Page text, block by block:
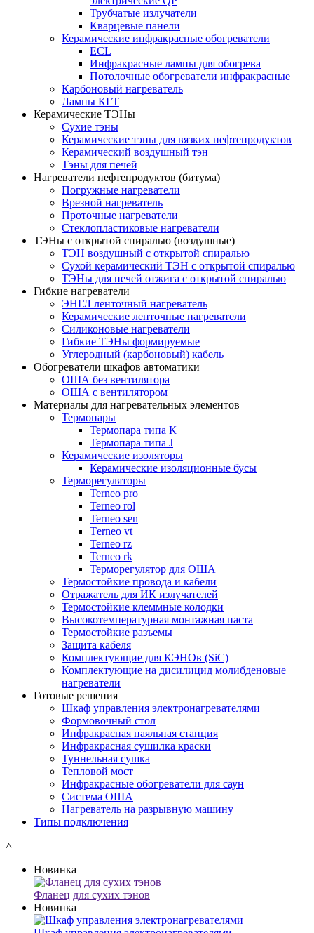
Трубчатые излучатели
Кварцевые панели
Керамические инфракрасные обогреватели
ECL
Инфракрасные лампы для обогрева
Потолочные обогреватели инфракрасные
Карбоновый нагреватель
Лампы КГТ
Керамические ТЭНы
Сухие тэны
Керамические тэны для вязких нефтепродуктов
Керамический воздушный тэн
Тэны для печей
Нагреватели нефтепродуктов (битума)
Погружные нагреватели
Врезной нагреватель
Проточные нагреватели
Стеклопластиковые нагреватели
ТЭНы с открытой спиралью (воздушные)
ТЭН воздушный с открытой спиралью
Сухой керамический ТЭН с открытой спиралью
ТЭНы для печей отжига с открытой спиралью
Гибкие нагреватели
ЭНГЛ ленточный нагреватель
Керамические ленточные нагреватели
Силиконовые нагреватели
Гибкие ТЭНы формируемые
Углеродный (карбоновый) кабель
Обогреватели шкафов автоматики
ОША без вентилятора
ОША с вентилятором
Материалы для нагревательных элементов
Термопары
Термопара типа К
Термопара типа J
Керамические изоляторы
Керамические изоляционные бусы
Терморегуляторы
Terneo pro
Terneo rol
Terneo sen
Тerneo vt
Terneo rz
Terneo rk
Терморегулятор для ОША
Термостойкие провода и кабели
Отражатель для ИК излучателей
Термостойкие клеммные колодки
Высокотемпературная монтажная паста
Термостойкие разъемы
Защита кабеля
Комплектующие для КЭНОв (SiC)
Комплектующие на дисилицид молибденовые
нагреватели
Готовые решения
Шкаф управления электронагревателями
Формовочный стол
Инфракрасная паяльная станция
Инфракрасная сушилка краски
Туннельная сушка
Тепловой мост
Инфракрасные обогреватели для саун
Система ОША
Нагреватель на разрывную машину
Типы подключения
˄
Новинка
Фланец для сухих тэнов
Новинка